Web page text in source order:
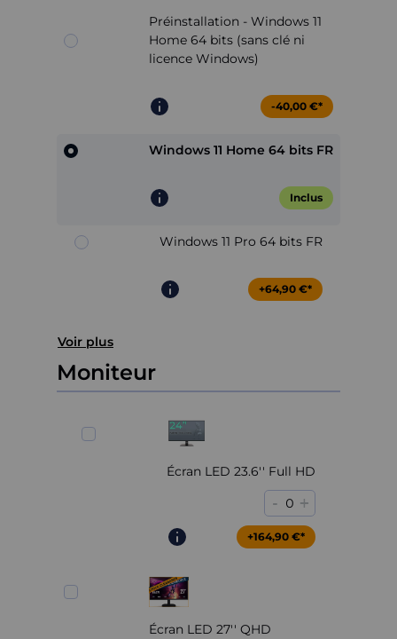
Préinstallation - Windows 11
Home 64 bits (sans clé ni
licence Windows)
-40,00 €*
Windows 11 Home 64 bits FR
Inclus
Windows 11 Pro 64 bits FR
+64,90 €*
Voir plus
Moniteur
Écran LED 23.6'' Full HD
- 0 +
+164,90 €*
Écran LED 27'' QHD